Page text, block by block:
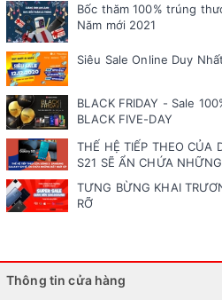
Bốc thăm 100% trúng
Năm mới 2021
Siêu Sale Online Duy
BLACK FRIDAY - Sale
BLACK FIVE-DAY
THẾ HỆ TIẾP THEO CỦA
S21 SẼ ẨN CHỨA
TƯNG BỪNG KHAI
RỠ
Thông tin cửa hàng